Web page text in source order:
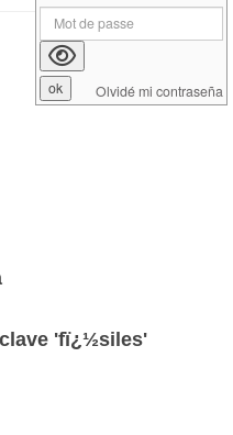
'fï¿½siles'
Olvidé mi contraseña